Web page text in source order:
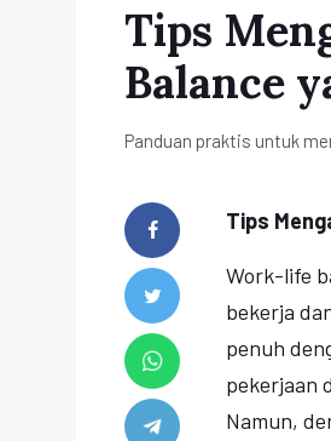
Tips
Balance
Panduan praktis untuk
Tips
Work-life
bekerja
penuh
pekerjaan
Namun,